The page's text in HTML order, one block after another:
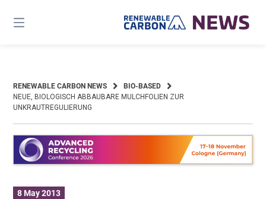
content
RENEWABLE CARBON NEWS
BIO-BASED
NEUE, BIOLOGISCH ABBAUBARE MULCHFOLIEN ZUR
UNKRAUTREGULIERUNG
8 May 2013